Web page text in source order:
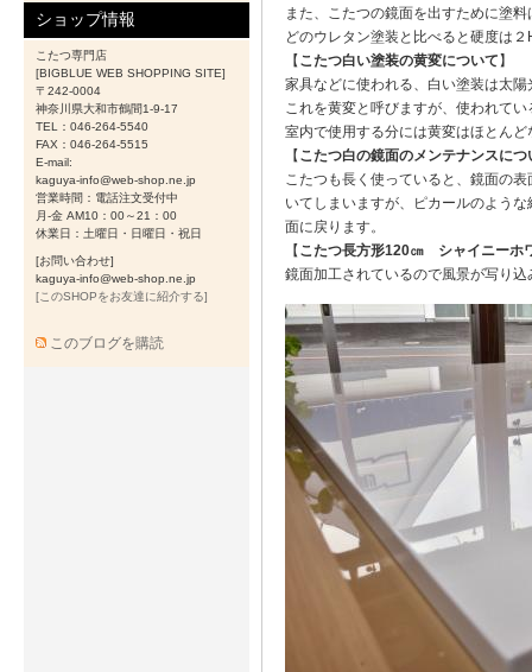
また、こたつの鏡面を出すために塗
どのウレタン塗装と比べると硬度は
【 こたつ白い塗装の黄変について 】
家具などに使われる、白い塗装は太
これを黄変と呼びますが、使われて
室内で使用する分には黄変はほとん
【 こたつ白の鏡面のメンテナンスにつ
こたつも長く使っていると、鏡面の
いてしまいますが、ピカールのよう
面に戻ります。
【 こたつ長方形120㎝ シャイニーホ
鏡面加工されているので風景が写り込
ショップ情報
こたつ専門店
[BIGBLUE WEB SHOPPING SITE]
〒242-0004
神奈川県大和市鶴間1-9-17
TEL：046-264-5540
FAX：046-264-5515
E-mail:
kaguya-info@web-shop.ne.jp
営業時間：電話注文受付中
月-金 AM10：00～21：00
休業日：土曜日・日曜日・祝日
[お問い合わせ]
kaguya-info@web-shop.ne.jp
[このSHOPをお友達に紹介する]
このブログを購読